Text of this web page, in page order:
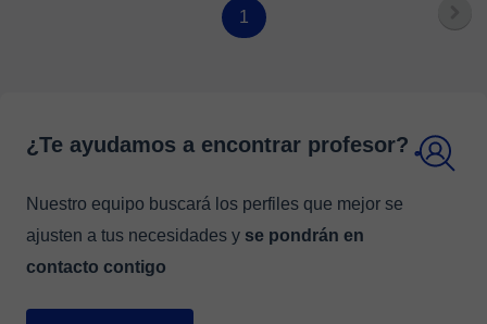
1
¿Te ayudamos a encontrar profesor?
Nuestro equipo buscará los perfiles que mejor se
ajusten a tus necesidades y se pondrán en
contacto contigo